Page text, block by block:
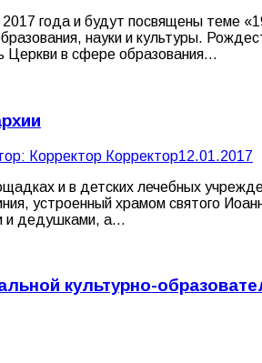
года и будут посвящены теме
науки и культуры.
Церкви в сфере образования…
Корректор Корректор12.01.2017
и в детских лечебных
устроенный храмом святого
и дедушками, а…
культурно-